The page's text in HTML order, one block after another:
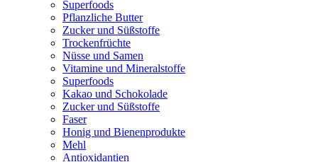
Superfoods
Pflanzliche Butter
Zucker und Süßstoffe
Trockenfrüchte
Nüsse und Samen
Vitamine und Mineralstoffe
Superfoods
Kakao und Schokolade
Zucker und Süßstoffe
Faser
Honig und Bienenprodukte
Mehl
Antioxidantien